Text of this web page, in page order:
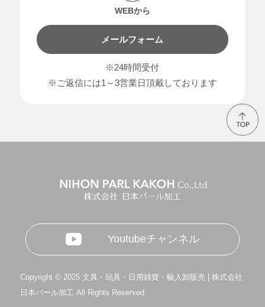
WEBから
メールフォーム
※24時間受付
※ご返信には1～3営業日頂戴しております
Youtubeチャンネル
Copyright © 2025 文具・玩具・日用雑貨・輸入卸販売 | 株式会社
日本パール加工 All Rights Reserved.